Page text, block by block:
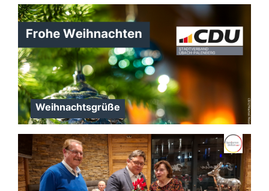
Weihnachtsgrüße